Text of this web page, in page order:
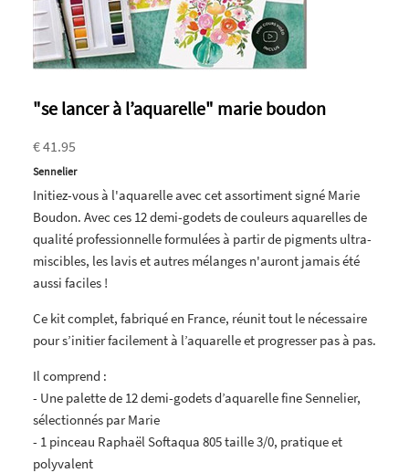
"se lancer à l’aquarelle" marie boudon
€ 41.95
Sennelier
Initiez-vous à l'aquarelle avec cet assortiment signé Marie
Boudon. Avec ces 12 demi-godets de couleurs aquarelles de
qualité professionnelle formulées à partir de pigments ultra-
miscibles, les lavis et autres mélanges n'auront jamais été
aussi faciles !
Ce kit complet, fabriqué en France, réunit tout le nécessaire
pour s’initier facilement à l’aquarelle et progresser pas à pas.
Il comprend :
- Une palette de 12 demi-godets d’aquarelle fine Sennelier,
sélectionnés par Marie
- 1 pinceau Raphaël Softaqua 805 taille 3/0, pratique et
polyvalent